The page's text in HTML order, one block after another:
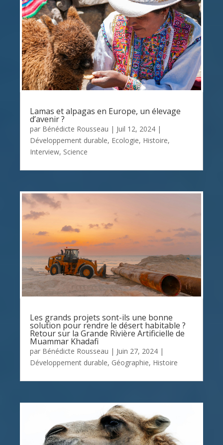
Lamas et alpagas en Europe, un élevage
d’avenir ?
par Bénédicte Rousseau | Juil 12, 2024 |
Développement durable, Ecologie, Histoire,
Interview, Science
Les grands projets sont-ils une bonne
solution pour rendre le désert habitable ?
Retour sur la Grande Rivière Artificielle de
Muammar Khadafi
par Bénédicte Rousseau | Juin 27, 2024 |
Développement durable, Géographie, Histoire